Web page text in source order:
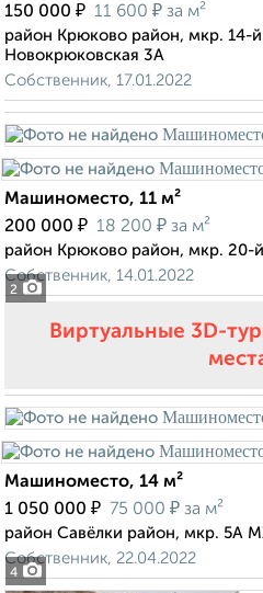
150 000 ₽ 11 600 ₽ за м²
район Крюково район, мкр. 14-
Новокрюковская 3А
Собственник, 17.01.2022
2
Машиноместо, 11 м²
200 000 ₽ 18 200 ₽ за м²
район Крюково район, мкр. 20-
Собственник, 14.01.2022
Виртуальные 3D-
4
Машиноместо, 14 м²
1 050 000 ₽ 75 000 ₽ за м²
район Савёлки район, мкр. 5А
Собственник, 22.04.2022